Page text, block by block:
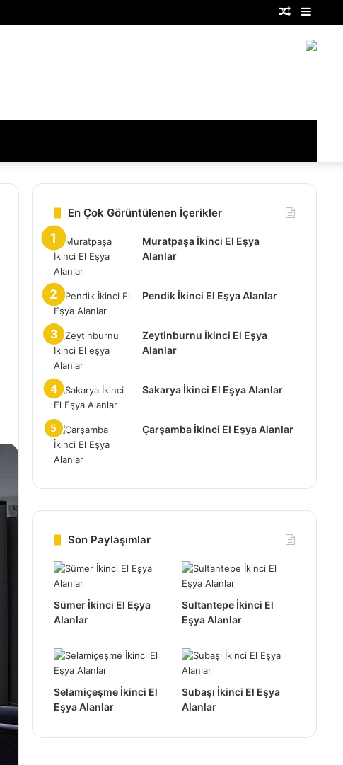
Rastgele
Makale
En Çok Görüntülenen İçerikler
Muratpaşa İkinci El Eşya
Alanlar
Pendik İkinci El Eşya Alanlar
Zeytinburnu İkinci El Eşya
Alanlar
Sakarya İkinci El Eşya Alanlar
Çarşamba İkinci El Eşya Alanlar
Son Paylaşımlar
Sümer İkinci El Eşya
Alanlar
Sultantepe İkinci El
Eşya Alanlar
Selamiçeşme İkinci El
Eşya Alanlar
Subaşı İkinci El Eşya
Alanlar